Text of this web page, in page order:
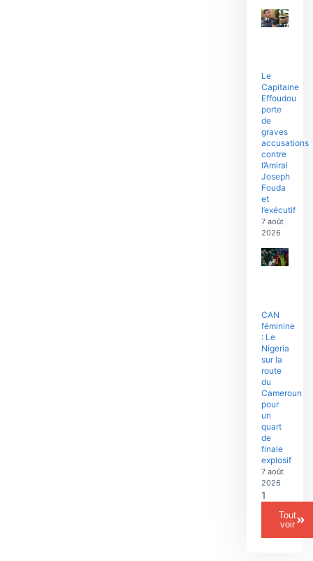
Le
Capitaine
Effoudou
porte
de
graves
accusations
contre
l’Amiral
Joseph
Fouda
et
l’exécutif
7 août
2026
CAN
féminine
: Le
Nigeria
sur la
route
du
Cameroun
pour
un
quart
de
finale
explosif
7 août
2026
Tout
voir